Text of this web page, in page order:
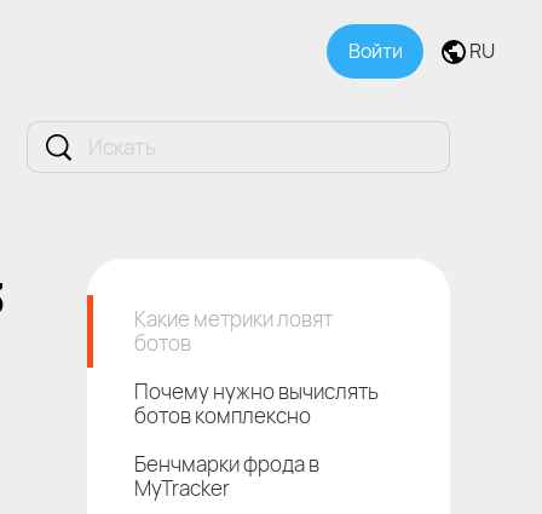
Войти RU
Какие метрики ловят
ботов
Почему нужно вычислять
ботов комплексно
Бенчмарки фрода в
MyTracker